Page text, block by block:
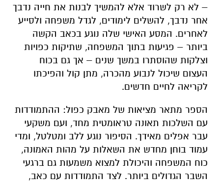
– לא רק לשרוד אלא להמשיך לבנות את חייה נדבך
אחר נדבך, להשלים לימודים, לגדל משפחה ולסייע
לאחרים. המסע האישי שלה נוגע בכאב הקשה
ביותר – פגיעות בתוך המשפחה, שתיקות כפויות
וצלקות שהוסתרו במשך שנים – אך גם בכוח
העצום שיכול לנבוע מהכרה, מתן קול והפיכתו
לקריאה לחיים חדשים.
הספר מתאר מציאות של מאבק כפול: ההתמודדות
עם השלכות תאונה טראומטית מחד, ועם משקעי
עבר אפלים מאידך. הסיפור נוגע ללב ומטלטל, ומדי
עמוד בוחן מחדש את השאלות על מהות האמונה,
כוח המשפחה והיכולת למצוא משמעות גם ברגעי
השבר הגדולים ביותר. לצד התמודדות עם כאב,